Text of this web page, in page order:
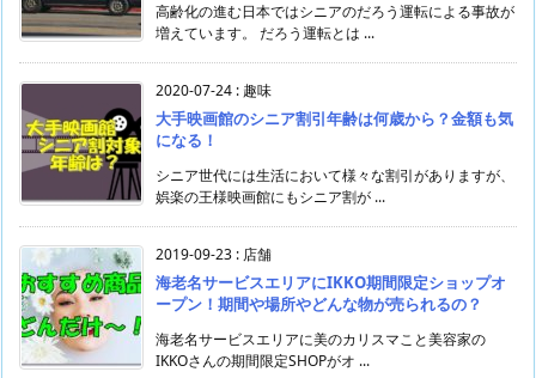
高齢化の進む日本ではシニアのだろう運転による事故が
増えています。 だろう運転とは ...
2020-07-24 : 趣味
大手映画館のシニア割引年齢は何歳から？金額も気
になる！
シニア世代には生活において様々な割引がありますが、
娯楽の王様映画館にもシニア割が ...
2019-09-23 : 店舗
海老名サービスエリアにIKKO期間限定ショップオ
ープン！期間や場所やどんな物が売られるの？
海老名サービスエリアに美のカリスマこと美容家の
IKKOさんの期間限定SHOPがオ ...